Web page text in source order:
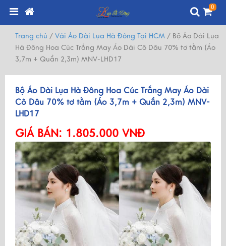
0
Trang chủ / Vải Áo Dài Lụa Hà Đông Tại HCM / Bộ Áo Dài Lụa
Hà Đông Hoa Cúc Trắng May Áo Dài Cô Dâu 70% tơ tằm (Áo
3,7m + Quần 2,3m) MNV-LHD17
Bộ Áo Dài Lụa Hà Đông Hoa Cúc Trắng May Áo Dài
Cô Dâu 70% tơ tằm (Áo 3,7m + Quần 2,3m) MNV-
LHD17
GIÁ BÁN: 1.805.000 VNĐ